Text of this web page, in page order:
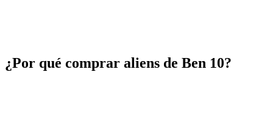
¿Por qué comprar aliens de Ben 10?